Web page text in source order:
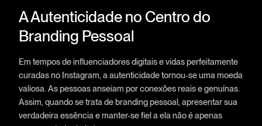
A Autenticidade no Centro do
Branding Pessoal
Em tempos de influenciadores digitais e vidas perfeitamente
curadas no Instagram, a autenticidade tornou-se uma moeda
valiosa. As pessoas anseiam por conexões reais e genuínas.
Assim, quando se trata de branding pessoal, apresentar sua
verdadeira essência e manter-se fiel a ela não é apenas